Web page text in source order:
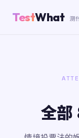
TestWhat 测
全部